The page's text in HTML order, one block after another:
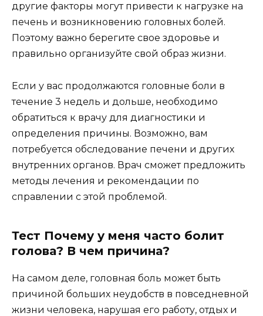
другие факторы могут привести к нагрузке на
печень и возникновению головных болей.
Поэтому важно берегите свое здоровье и
правильно организуйте свой образ жизни.
Если у вас продолжаются головные боли в
течение 3 недель и дольше, необходимо
обратиться к врачу для диагностики и
определения причины. Возможно, вам
потребуется обследование печени и других
внутренних органов. Врач сможет предложить
методы лечения и рекомендации по
справлении с этой проблемой.
Тест Почему у меня часто болит
голова? В чем причина?
На самом деле, головная боль может быть
причиной больших неудобств в повседневной
жизни человека, нарушая его работу, отдых и